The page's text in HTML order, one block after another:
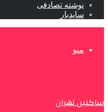
نوشته تصادفی
سایدبار
منو
ساکنین تهران